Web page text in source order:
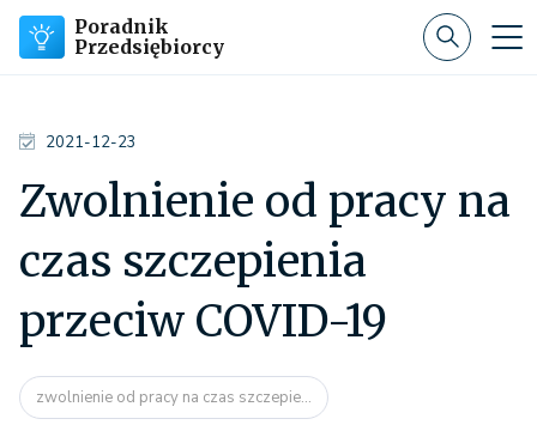
Poradnik
Przedsiębiorcy
2021-12-23
Zwolnienie od pracy na
czas szczepienia
przeciw COVID-19
zwolnienie od pracy na czas szczepie...